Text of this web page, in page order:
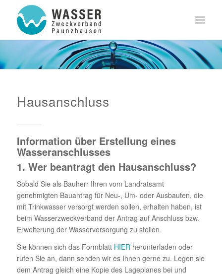
Hausanschluss
Information über Erstellung eines
Wasseranschlusses
1. Wer beantragt den Hausanschluss?
Sobald Sie als Bauherr Ihren vom Landratsamt
genehmigten Bauantrag für Neu-, Um- oder Ausbauten, die
mit Trinkwasser versorgt werden sollen, erhalten haben, ist
beim Wasserzweckverband der Antrag auf Anschluss bzw.
Erweiterung der Wasserversorgung zu stellen.
Sie können sich das Formblatt HIER herunterladen oder
rufen Sie an, dann senden wir es Ihnen gerne zu. Legen sie
dem Antrag gleich eine Kopie des Lageplanes bei und